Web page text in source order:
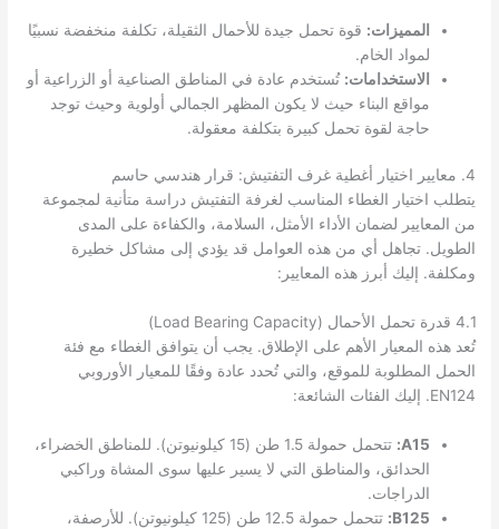
المميزات: قوة تحمل جيدة للأحمال الثقيلة، تكلفة منخفضة نسبيًا
لمواد الخام.
الاستخدامات: تُستخدم عادة في المناطق الصناعية أو الزراعية أو
مواقع البناء حيث لا يكون المظهر الجمالي أولوية وحيث توجد
حاجة لقوة تحمل كبيرة بتكلفة معقولة.
4. معايير اختيار أغطية غرف التفتيش: قرار هندسي حاسم
يتطلب اختيار الغطاء المناسب لغرفة التفتيش دراسة متأنية لمجموعة
من المعايير لضمان الأداء الأمثل، السلامة، والكفاءة على المدى
الطويل. تجاهل أي من هذه العوامل قد يؤدي إلى مشاكل خطيرة
ومكلفة. إليك أبرز هذه المعايير:
4.1 قدرة تحمل الأحمال (Load Bearing Capacity)
تُعد هذه المعيار الأهم على الإطلاق. يجب أن يتوافق الغطاء مع فئة
الحمل المطلوبة للموقع، والتي تُحدد عادة وفقًا للمعيار الأوروبي
EN124. إليك الفئات الشائعة:
A15:
تتحمل حمولة 1.5 طن (15 كيلونيوتن). للمناطق الخضراء،
الحدائق، والمناطق التي لا يسير عليها سوى المشاة وراكبي
الدراجات.
B125:
تتحمل حمولة 12.5 طن (125 كيلونيوتن). للأرصفة،